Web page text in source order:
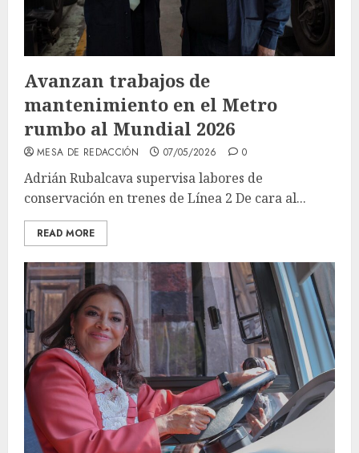
Avanzan trabajos de
mantenimiento en el Metro
rumbo al Mundial 2026
MESA DE REDACCIÓN 07/05/2026 0
Adrián Rubalcava supervisa labores de
conservación en trenes de Línea 2 De cara al...
READ MORE